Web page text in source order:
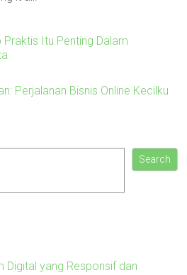
Itu Penting Dalam
Perjalanan Bisnis Online Kecilku
Search
Digital yang Responsif dan